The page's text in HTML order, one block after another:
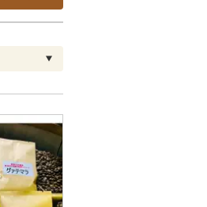
解除
解除